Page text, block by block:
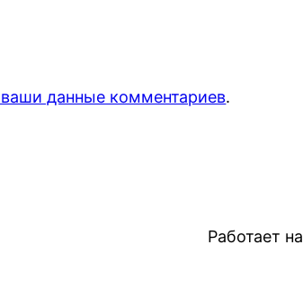
данные комментариев.
Работает на